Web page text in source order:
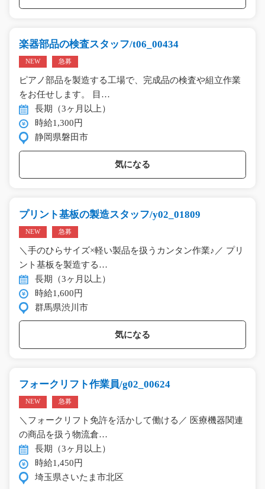
楽器部品の検査スタッフ/t06_00434
NEW 急募
ピアノ部品を製造する工場で、完成品の検査や組立作業
をお任せします。 目…
長期（3ヶ月以上）
時給1,300円
静岡県磐田市
気になる
プリント基板の製造スタッフ/y02_01809
NEW 急募
＼手のひらサイズ×軽い製品を扱うカンタン作業♪／ プリ
ント基板を製造する…
長期（3ヶ月以上）
時給1,600円
群馬県渋川市
気になる
フォークリフト作業員/g02_00624
NEW 急募
＼フォークリフト免許を活かして働ける／ 医療機器関連
の商品を扱う物流倉…
長期（3ヶ月以上）
時給1,450円
埼玉県さいたま市北区